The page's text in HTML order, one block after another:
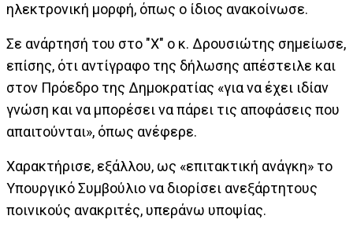
ηλεκτρονική μορφή, όπως ο ίδιος ανακοίνωσε.
Σε ανάρτησή του στο "Χ" ο κ. Δρουσιώτης σημείωσε,
επίσης, ότι αντίγραφο της δήλωσης απέστειλε και
στον Πρόεδρο της Δημοκρατίας «για να έχει ιδίαν
γνώση και να μπορέσει να πάρει τις αποφάσεις που
απαιτούνται», όπως ανέφερε.
Χαρακτήρισε, εξάλλου, ως «επιτακτική ανάγκη» το
Υπουργικό Συμβούλιο να διορίσει ανεξάρτητους
ποινικούς ανακριτές, υπεράνω υποψίας.